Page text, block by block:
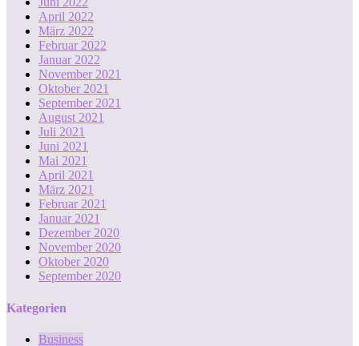
April 2022
März 2022
Februar 2022
Januar 2022
November 2021
Oktober 2021
September 2021
August 2021
Juli 2021
Juni 2021
Mai 2021
April 2021
März 2021
Februar 2021
Januar 2021
Dezember 2020
November 2020
Oktober 2020
September 2020
Kategorien
Business